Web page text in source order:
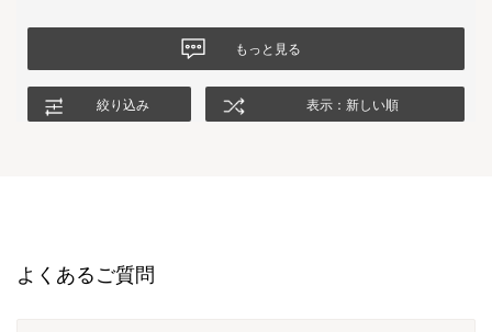
もっと見る
絞り込み 表示：新しい順
よくあるご質問